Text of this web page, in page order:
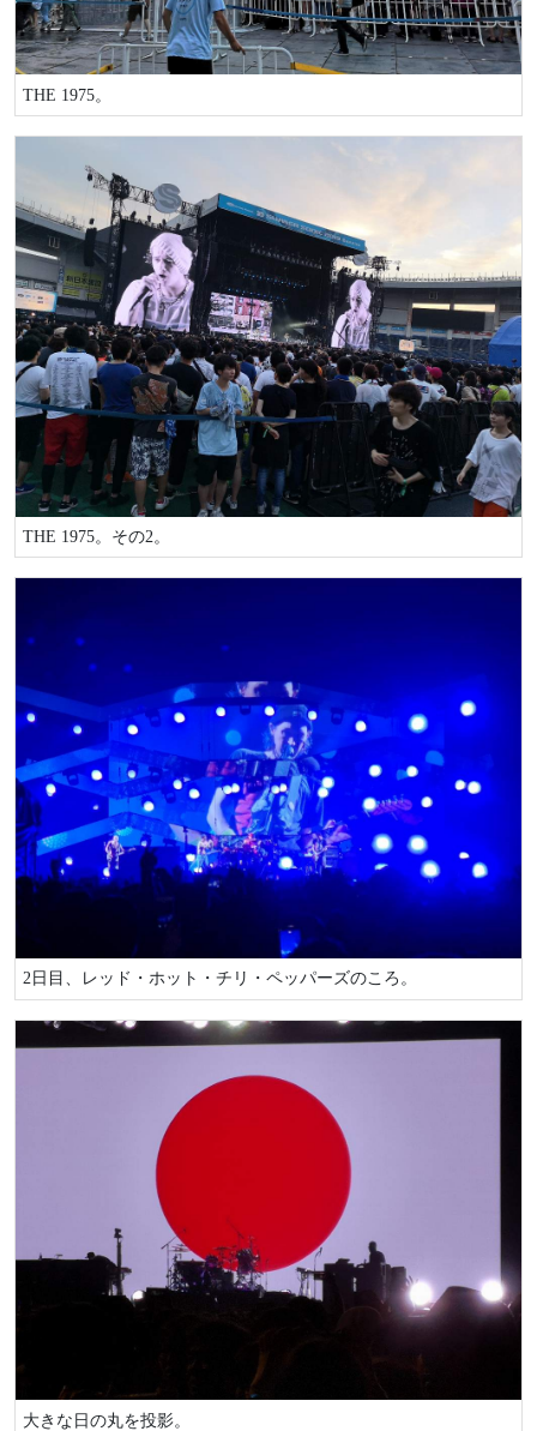
THE 1975。
THE 1975。その2。
2日目、レッド・ホット・チリ・ペッパーズのころ。
大きな日の丸を投影。